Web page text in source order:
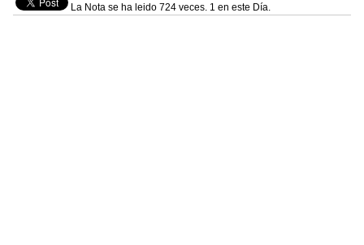
La Nota se ha leido 724 veces. 1 en este Día.